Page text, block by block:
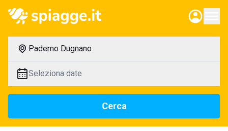
Paderno Dugnano
Seleziona date
Cerca